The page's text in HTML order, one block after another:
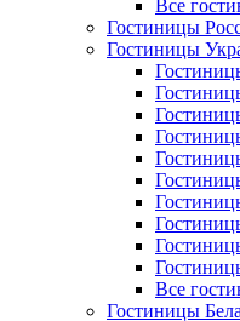
Все
Гостиницы
Гостиницы
Все
Гостиницы